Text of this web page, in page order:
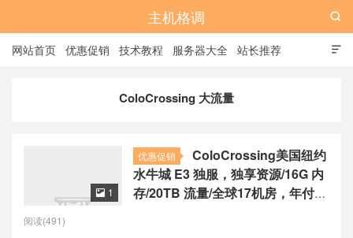
主机格调

网站首页 优惠促销 技术教程 服务器大全 站长推荐

ColoCrossing 大流量
优惠促销
ColoCrossing美国纽约
水牛城 E3 独服，独享资源/16G 内
存/20TB 流量/全球17机房，年付
 1
阅读(491)